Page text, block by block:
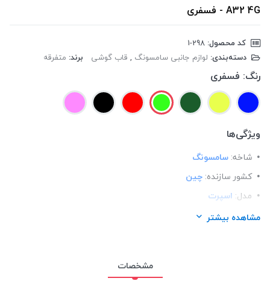
A32 4G - فسفری
کد محصول:
دسته‌بندی: لوازم جانبی سامسونگ , قاب گوشی برند: متفرقه
رنگ: فسفری
ویژگی‌ها
شاخه: سامسونگ
کشور سازنده: چین
مدل: اسپرت
ساختار: مات
مشاهده بیشتر
مشخصات